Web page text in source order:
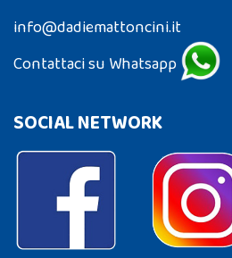
info@dadiemattoncini.it
Contattaci su Whatsapp
SOCIAL NETWORK